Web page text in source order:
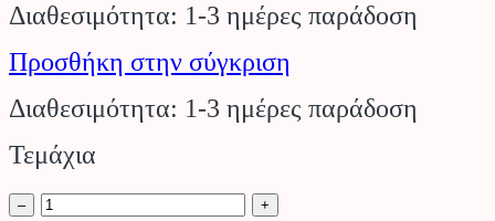
Διαθεσιμότητα: 1-3 ημέρες παράδοση
Προσθήκη στην σύγκριση
Διαθεσιμότητα: 1-3 ημέρες παράδοση
Τεμάχια
–
Ασβέστιο
+